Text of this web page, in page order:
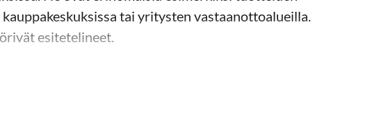
tai yritysten vastaanottoalueilla.
esitetelineet.